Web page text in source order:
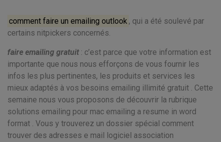
comment faire un emailing outlook , qui a été soulevé par
certains nitpickers concernés.
faire emailing gratuit : c’est parce que votre information est
importante que nous nous efforçons de vous fournir les
infos les plus pertinentes, les produits et services les
mieux adaptés à vos besoins emailing illimité gratuit . Cette
semaine nous vous proposons de découvrir la rubrique
solutions emailing pour mac emailing a resume in word
format . Vous y trouverez un dossier spécial comment
trouver des adresses e mail logiciel association